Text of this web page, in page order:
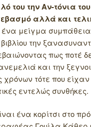
του την Αν-τόνια
αλλά και
ένα μείγμα
βιβλίου την
πως ποτέ
και την
χρόνων τότε που
εντελώς συνθήκες.
ένα κορίτσι στο